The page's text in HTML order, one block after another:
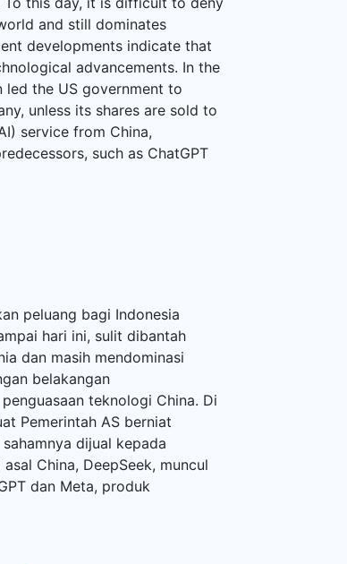
and still dominates
developments indicate that
advancements. In the
the US government to
unless its shares are sold to
service from China,
such as ChatGPT
peluang bagi Indonesia
hari ini, sulit dibantah
dan masih mendominasi
belakangan
teknologi China. Di
Pemerintah AS berniat
dijual kepada
China, DeepSeek, muncul
dan Meta, produk